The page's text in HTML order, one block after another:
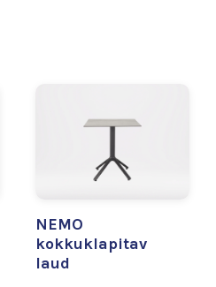
NEMO
kokkuklapitav
laud